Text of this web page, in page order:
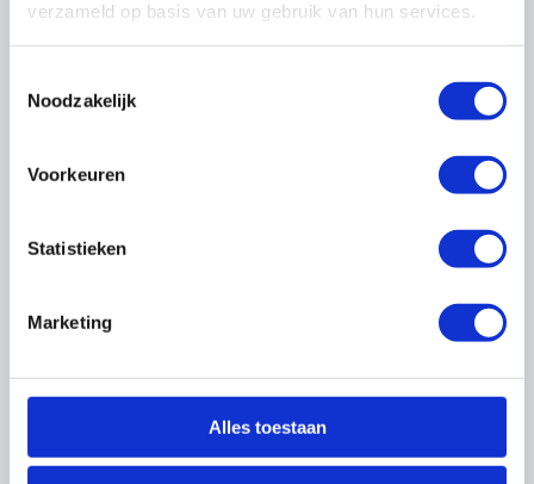
verzameld op basis van uw gebruik van hun services.
Noodzakelijk
Voorkeuren
Statistieken
Marketing
Alles toestaan
Ik heb geen inloggegevens ontvangen als
spoedig mogelijk de inloggegevens toe.
Ik ben mijn wachtwoord of gebruikersnaam
vergeten
deze
mailadres?
U heeft een persoonlijke profielpagina, waarop
nieuwsbriefabonnementen, zakelijke
persoonsgegevens en instellingen voor uw
bezoek aan onze site.